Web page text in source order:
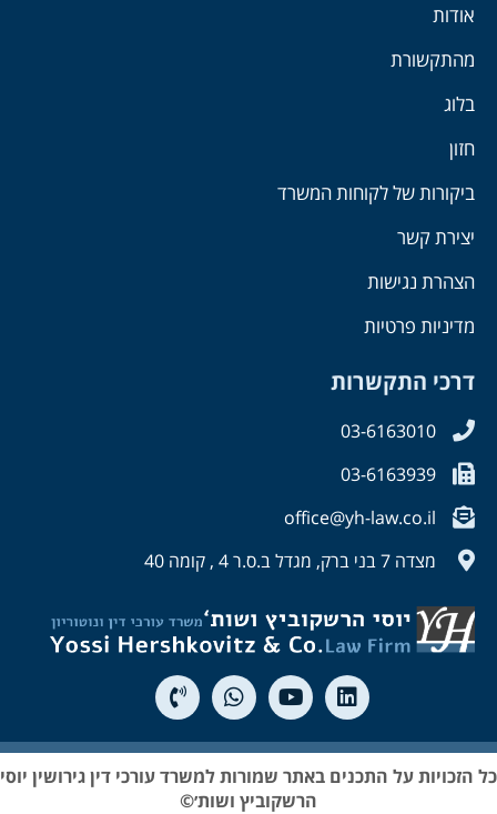
אודות
מהתקשורת
בלוג
חזון
ביקורות של לקוחות המשרד
יצירת קשר
הצהרת נגישות
מדיניות פרטיות
דרכי התקשרות
03-6163010
03-6163939
office@yh-law.co.il
מצדה 7 בני ברק, מגדל ב.ס.ר 4 , קומה 40
כל הזכויות על התכנים באתר שמורות למשרד עורכי דין גירושין יוסי
הרשקוביץ ושות׳©